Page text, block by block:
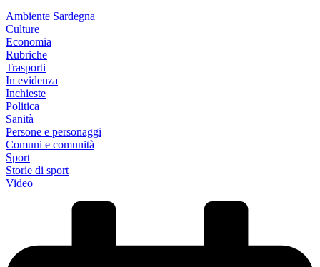
Ambiente Sardegna
Culture
Economia
Rubriche
Trasporti
In evidenza
Inchieste
Politica
Sanità
Persone e personaggi
Comuni e comunità
Sport
Storie di sport
Video